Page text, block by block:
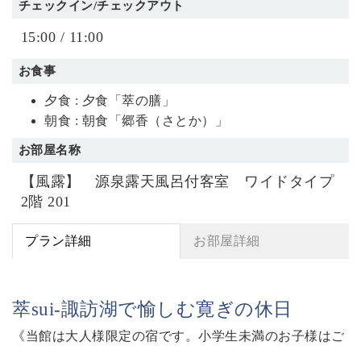
チェックイン/チェックアウト
15:00 / 11:00
お食事
夕食 : 夕食「萃の膳」
朝食 : 朝食「郷香（さとか）」
お部屋名称
【風露】 源泉露天風呂付客室 ワイドタイプ
2階 201
プラン詳細 お部屋詳細
萃sui-諏訪湖で愉しむ寛ぎの休日
《当館は大人様限定の宿です。小学生未満のお子様はご